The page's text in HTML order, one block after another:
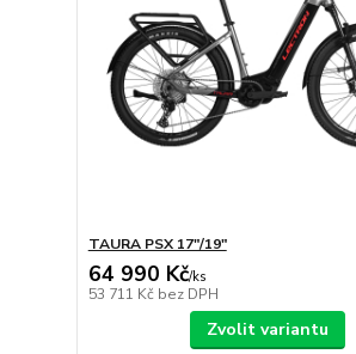
TAURA PSX 17″/19″
64 990 Kč/ks
53 711 Kč bez DPH
Zvolit variantu